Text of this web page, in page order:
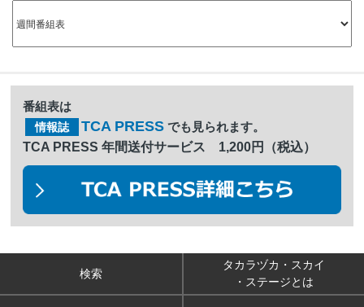
番組表は
情報誌 TCA PRESS でも見られます。
TCA PRESS 年間送付サービス 1,200円（税込）
検索
タカラヅカ・スカイ
・ステージとは